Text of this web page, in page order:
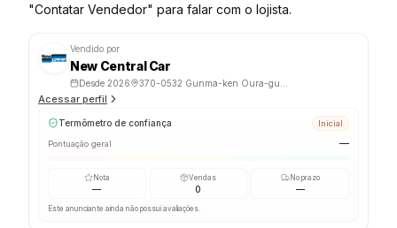
"Contatar Vendedor" para falar com o lojista.
Vendido por
New Central Car
Desde 2026
Acessar perfil
Termômetro de confiança Inicial
Pontuação geral —
Nota
—
Vendas
0
No prazo
—
Este anunciante ainda não possui avaliações.